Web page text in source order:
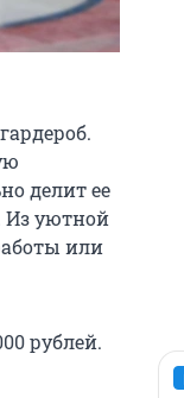
делит ее
Из уютной
или
рублей.